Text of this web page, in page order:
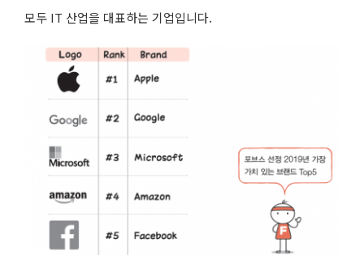
모두 IT 산업을 대표하는 기업입니다.